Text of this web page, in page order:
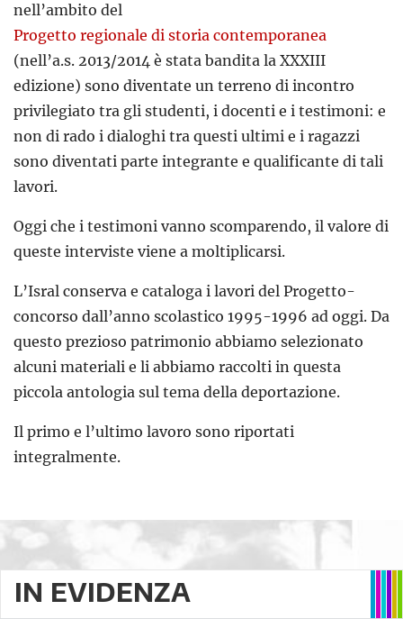
nell’ambito del
Progetto regionale di storia contemporanea
(nell’a.s. 2013/2014 è stata bandita la XXXIII
edizione) sono diventate un terreno di incontro
privilegiato tra gli studenti, i docenti e i testimoni: e
non di rado i dialoghi tra questi ultimi e i ragazzi
sono diventati parte integrante e qualificante di tali
lavori.
Oggi che i testimoni vanno scomparendo, il valore di
queste interviste viene a moltiplicarsi.
L’Isral conserva e cataloga i lavori del Progetto-
concorso dall’anno scolastico 1995-1996 ad oggi. Da
questo prezioso patrimonio abbiamo selezionato
alcuni materiali e li abbiamo raccolti in questa
piccola antologia sul tema della deportazione.
Il primo e l’ultimo lavoro sono riportati
integralmente.
IN EVIDENZA